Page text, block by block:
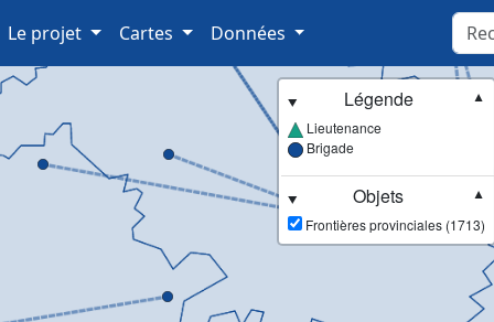
(current)
Le projet Cartes Données
Légende
▼
Lieutenance
Brigade
Objets
▼
Frontières provinciales (1713)